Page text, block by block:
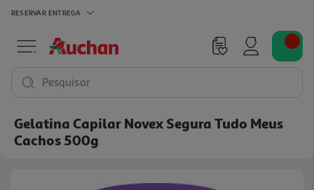
RESERVAR ENTREGA
Pesquisar
Gelatina Capilar Novex Segura Tudo Meus
Cachos 500g